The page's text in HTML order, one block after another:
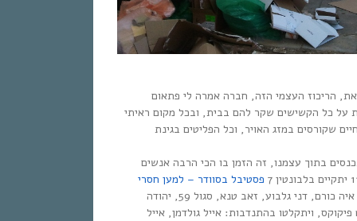
הריכוז העצמי הזה, חברה אמרה לי פתאום
כל הקשישים שקר להם בבית, ובכל מקום ראיתי
שקורסים במזג האויר, וכל הפליטים בגינת
בתוך עצמנו, זה הזמן בו הכי הרבה אנשים
פסטיבל בסוודר – למען חסרי
, שם יופיעו בהתנדבות : איה כורם, דני גלבוע, זאב טנא, סגול 59, יהודה
פיקוקס, ויתקלטו בהתנדבות: אייל גולדמן, אייל